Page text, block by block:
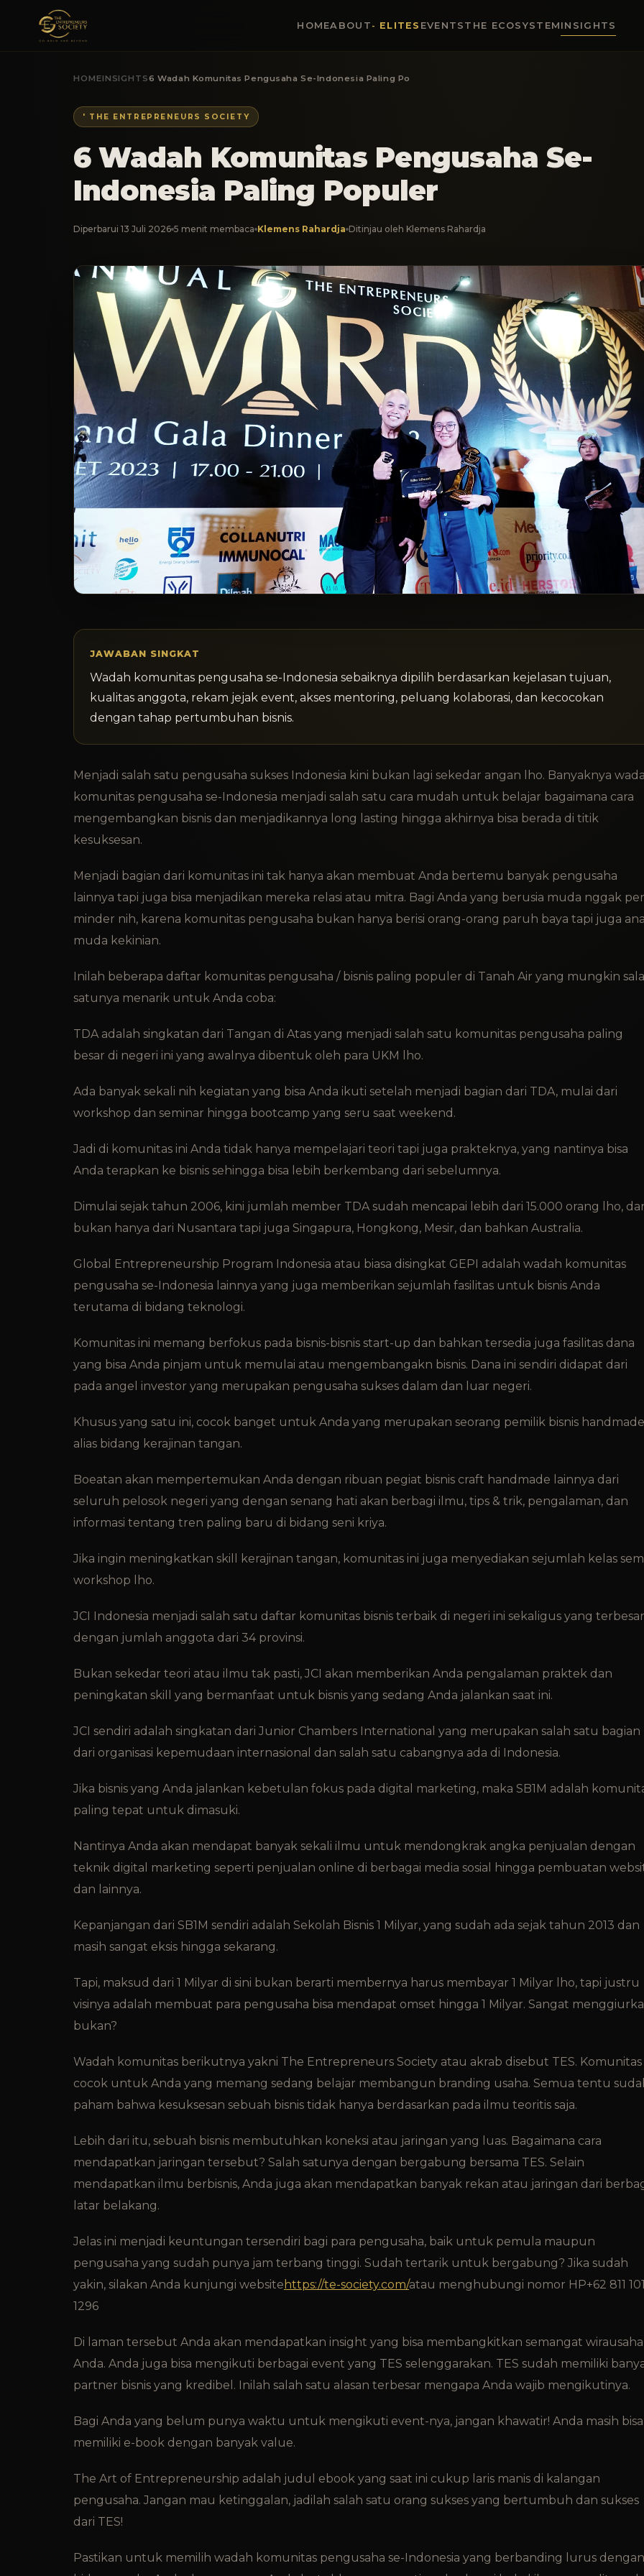
HOMEABOUT ELITES EVENTS THE ECOSYSTEM INSIGHTS
HOMEINSIGHTS6 Wadah Komunitas Pengusaha Se-Indonesia Paling Po
' THE ENTREPRENEURS SOCIETY
6 Wadah Komunitas Pengusaha Se-
Indonesia Paling Populer
Diperbarui 13 Juli 2026 5 menit membaca Klemens Rahardja Ditinjau oleh Klemens Rahardja
JAWABAN SINGKAT
Wadah komunitas pengusaha se-Indonesia sebaiknya dipilih berdasarkan kejelasan tujuan,
kualitas anggota, rekam jejak event, akses mentoring, peluang kolaborasi, dan kecocokan
dengan tahap pertumbuhan bisnis.
Menjadi salah satu pengusaha sukses Indonesia kini bukan lagi sekedar angan lho. Banyaknya
komunitas pengusaha se-Indonesia menjadi salah satu cara mudah untuk belajar bagaimana cara
mengembangkan bisnis dan menjadikannya long lasting hingga akhirnya bisa berada di titik
kesuksesan.
Menjadi bagian dari komunitas ini tak hanya akan membuat Anda bertemu banyak pengusaha
lainnya tapi juga bisa menjadikan mereka relasi atau mitra. Bagi Anda yang berusia muda nggak
minder nih, karena komunitas pengusaha bukan hanya berisi orang-orang paruh baya tapi juga
muda kekinian.
Inilah beberapa daftar komunitas pengusaha / bisnis paling populer di Tanah Air yang mungkin
satunya menarik untuk Anda coba:
TDA adalah singkatan dari Tangan di Atas yang menjadi salah satu komunitas pengusaha paling
besar di negeri ini yang awalnya dibentuk oleh para UKM lho.
Ada banyak sekali nih kegiatan yang bisa Anda ikuti setelah menjadi bagian dari TDA, mulai dari
workshop dan seminar hingga bootcamp yang seru saat weekend.
Jadi di komunitas ini Anda tidak hanya mempelajari teori tapi juga prakteknya, yang nantinya bisa
Anda terapkan ke bisnis sehingga bisa lebih berkembang dari sebelumnya.
Dimulai sejak tahun 2006, kini jumlah member TDA sudah mencapai lebih dari 15.000 orang lho,
bukan hanya dari Nusantara tapi juga Singapura, Hongkong, Mesir, dan bahkan Australia.
Global Entrepreneurship Program Indonesia atau biasa disingkat GEPI adalah wadah komunitas
pengusaha se-Indonesia lainnya yang juga memberikan sejumlah fasilitas untuk bisnis Anda
terutama di bidang teknologi.
Komunitas ini memang berfokus pada bisnis-bisnis start-up dan bahkan tersedia juga fasilitas dana
yang bisa Anda pinjam untuk memulai atau mengembangakn bisnis. Dana ini sendiri didapat dari
pada angel investor yang merupakan pengusaha sukses dalam dan luar negeri.
Khusus yang satu ini, cocok banget untuk Anda yang merupakan seorang pemilik bisnis handmade
alias bidang kerajinan tangan.
Boeatan akan mempertemukan Anda dengan ribuan pegiat bisnis craft handmade lainnya dari
seluruh pelosok negeri yang dengan senang hati akan berbagi ilmu, tips & trik, pengalaman, dan
informasi tentang tren paling baru di bidang seni kriya.
Jika ingin meningkatkan skill kerajinan tangan, komunitas ini juga menyediakan sejumlah kelas
workshop lho.
JCI Indonesia menjadi salah satu daftar komunitas bisnis terbaik di negeri ini sekaligus yang terbesar
dengan jumlah anggota dari 34 provinsi.
Bukan sekedar teori atau ilmu tak pasti, JCI akan memberikan Anda pengalaman praktek dan
peningkatan skill yang bermanfaat untuk bisnis yang sedang Anda jalankan saat ini.
JCI sendiri adalah singkatan dari Junior Chambers International yang merupakan salah satu bagian
dari organisasi kepemudaan internasional dan salah satu cabangnya ada di Indonesia.
Jika bisnis yang Anda jalankan kebetulan fokus pada digital marketing, maka SB1M adalah
paling tepat untuk dimasuki.
Nantinya Anda akan mendapat banyak sekali ilmu untuk mendongkrak angka penjualan dengan
teknik digital marketing seperti penjualan online di berbagai media sosial hingga pembuatan
dan lainnya.
Kepanjangan dari SB1M sendiri adalah Sekolah Bisnis 1 Milyar, yang sudah ada sejak tahun 2013 dan
masih sangat eksis hingga sekarang.
Tapi, maksud dari 1 Milyar di sini bukan berarti membernya harus membayar 1 Milyar lho, tapi justru
visinya adalah membuat para pengusaha bisa mendapat omset hingga 1 Milyar. Sangat
bukan?
Wadah komunitas berikutnya yakni The Entrepreneurs Society atau akrab disebut TES. Komunitas
cocok untuk Anda yang memang sedang belajar membangun branding usaha. Semua tentu
paham bahwa kesuksesan sebuah bisnis tidak hanya berdasarkan pada ilmu teoritis saja.
Lebih dari itu, sebuah bisnis membutuhkan koneksi atau jaringan yang luas. Bagaimana cara
mendapatkan jaringan tersebut? Salah satunya dengan bergabung bersama TES. Selain
mendapatkan ilmu berbisnis, Anda juga akan mendapatkan banyak rekan atau jaringan dari
latar belakang.
Jelas ini menjadi keuntungan tersendiri bagi para pengusaha, baik untuk pemula maupun
pengusaha yang sudah punya jam terbang tinggi. Sudah tertarik untuk bergabung? Jika sudah
yakin, silakan Anda kunjungi website https://te-society.com/atau menghubungi nomor HP+62 811
1296
Di laman tersebut Anda akan mendapatkan insight yang bisa membangkitkan semangat wirausaha
Anda. Anda juga bisa mengikuti berbagai event yang TES selenggarakan. TES sudah memiliki
partner bisnis yang kredibel. Inilah salah satu alasan terbesar mengapa Anda wajib mengikutinya.
Bagi Anda yang belum punya waktu untuk mengikuti event-nya, jangan khawatir! Anda masih bisa
memiliki e-book dengan banyak value.
The Art of Entrepreneurship adalah judul ebook yang saat ini cukup laris manis di kalangan
pengusaha. Jangan mau ketinggalan, jadilah salah satu orang sukses yang bertumbuh dan sukses
dari TES!
Pastikan untuk memilih wadah komunitas pengusaha se-Indonesia yang berbanding lurus dengan